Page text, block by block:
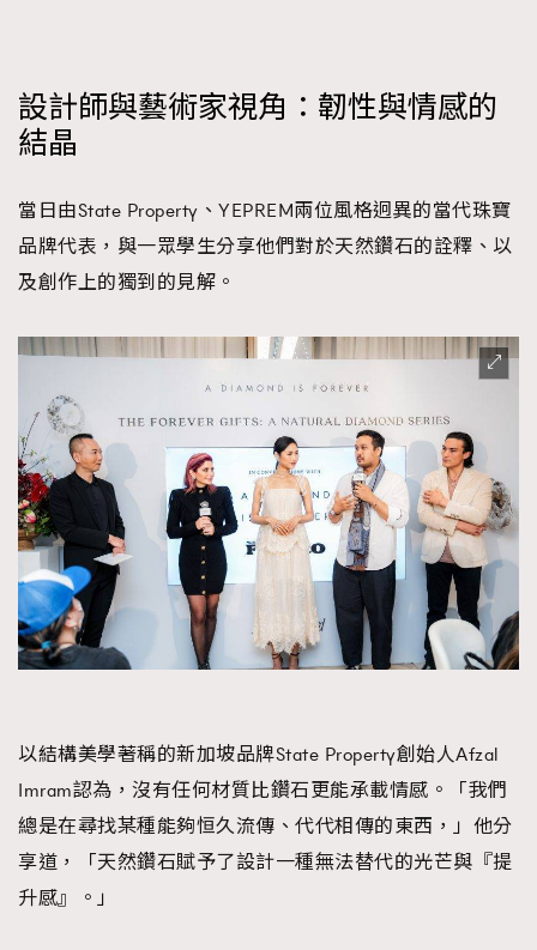
設計師與藝術家視角：韌性與情感的
結晶
當日由State Property、YEPREM兩位風格迥異的當代珠寶
品牌代表，與一眾學生分享他們對於天然鑽石的詮釋、以
及創作上的獨到的見解。
以結構美學著稱的新加坡品牌State Property創始人Afzal
Imram認為，沒有任何材質比鑽石更能承載情感。「我們
總是在尋找某種能夠恒久流傳、代代相傳的東西，」他分
享道，「天然鑽石賦予了設計一種無法替代的光芒與『提
升感』。」